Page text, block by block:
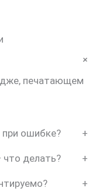
+
печатающем
ошибке? +
делать? +
+